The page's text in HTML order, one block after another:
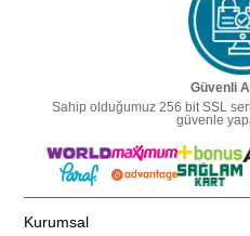
Güvenli
Sahip olduğumuz 256 bit SSL
güvenle
Kurumsal